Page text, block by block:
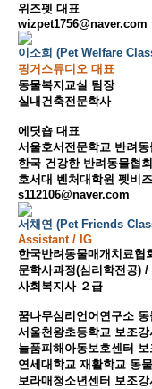
위즈펫 대표
wizpet1756@naver.com
이소희 (Pet Welfare
핑거스튜디오 대표
동물복지교실 팀장
실내건축전문학사
에딧숍 대표
서울호서전문학교 반려
한국 건강한 반려동물협
호서대 벤처대학원 펫비
s112106@naver.com
서채연 (Pet Friends
Assistant / IG
한국반려동물매개치료협
문학사과정(심리학전공)
사회복지사 ２급
꿈나무심리언어연구소
서울천왕초등학교 보조강
늘품피해아동보호센터
연세대학교 재활학교 동
보라매청소년센터 보조강